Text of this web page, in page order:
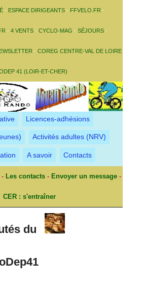
- ESPACE DIRIGEANTS- FFVELO.FR -
- 4 VENTS - CYCLO-MAG - SÉJOURS -
- COREG CENTRE-VAL DE LOIRE
41 (LOIR-ET-CHER)
Licences-adhésions
Activités adultes (NRV)
A savoir Contacts
Les contacts- Envoyer un message-
CER : s'entraîner
du